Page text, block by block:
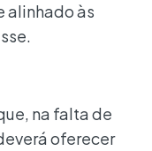
alinhado às
na falta de
oferecer